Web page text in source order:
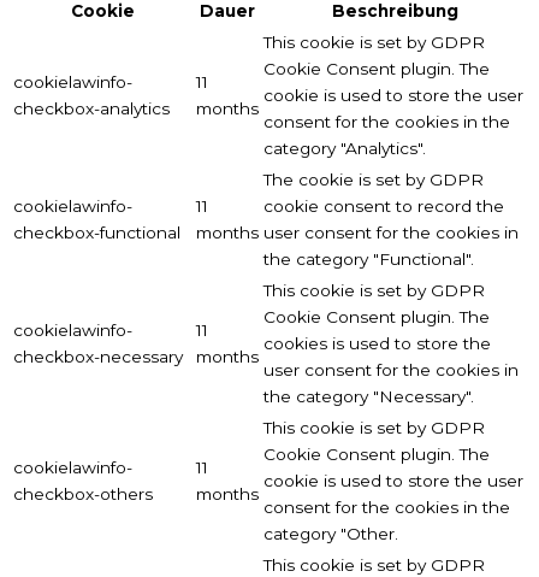
Cookie
Dauer Beschreibung
cookielawinfo-
checkbox-analytics
11
months
This cookie is set by GDPR
Cookie Consent plugin. The
cookie is used to store the user
consent for the cookies in the
category "Analytics".
cookielawinfo-
checkbox-functional
11
months
The cookie is set by GDPR
cookie consent to record the
user consent for the cookies in
the category "Functional".
cookielawinfo-
checkbox-necessary
11
months
This cookie is set by GDPR
Cookie Consent plugin. The
cookies is used to store the
user consent for the cookies in
the category "Necessary".
cookielawinfo-
checkbox-others
11
months
This cookie is set by GDPR
Cookie Consent plugin. The
cookie is used to store the user
consent for the cookies in the
category "Other.
This cookie is set by GDPR